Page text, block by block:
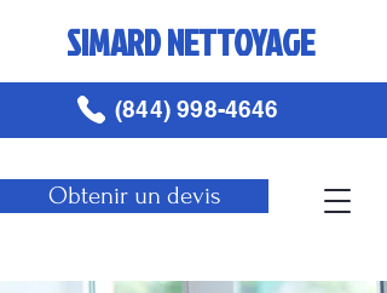
SIMARD NETTOYAGE
Obtenir un devis
(844) 998-4646